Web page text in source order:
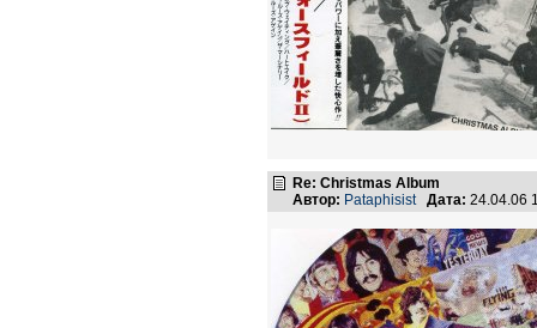
Re: Christmas Album
Автор: Pataphisist Дата: 24.04.06